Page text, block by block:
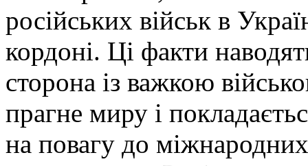
російських військ в
кордоні. Ці факти
сторона із важкою
прагне миру і
на повагу до